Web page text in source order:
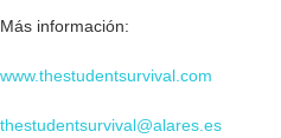
Más información:
www.thestudentsurvival.com
thestudentsurvival@alares.es